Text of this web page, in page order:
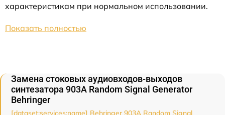
характеристикам при нормальном использовании.
Показать полностью
Замена стоковых аудиовходов-выходов
синтезатора 903A Random Signal Generator
Behringer
[dataset:services:name] Behringer 903A Random Signal